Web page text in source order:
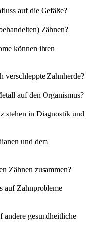
auf die Gefäße?
Zähnen?
können ihren
verschleppte Zahnherde?
auf den Organismus?
stehen in Diagnostik und
und dem
Zähnen zusammen?
auf Zahnprobleme
andere gesundheitliche